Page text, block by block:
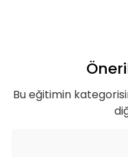
Bu eğitimin